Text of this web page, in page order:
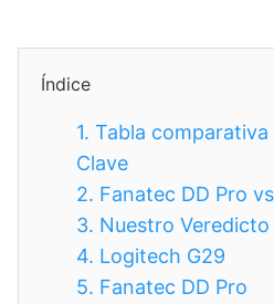
Índice
1. Tabla comparativa
Clave
2. Fanatec DD Pro
3. Nuestro Veredicto
4. Logitech G29
5. Fanatec DD Pro